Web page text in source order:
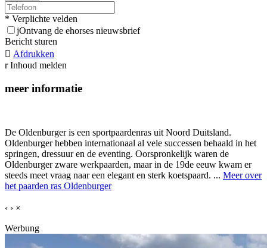
* Verplichte velden
jOntvang de ehorses nieuwsbrief
Bericht sturen
 Afdrukken
r Inhoud melden
meer informatie
De Oldenburger is een sportpaardenras uit Noord Duitsland.
Oldenburger hebben internationaal al vele successen behaald in het
springen, dressuur en de eventing. Oorspronkelijk waren de
Oldenburger zware werkpaarden, maar in de 19de eeuw kwam er
steeds meet vraag naar een elegant en sterk koetspaard. ... Meer over
het paarden ras Oldenburger
‹ › ×
Werbung